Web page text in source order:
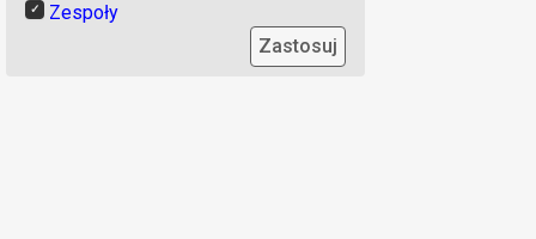
Zespoły
Zastosuj